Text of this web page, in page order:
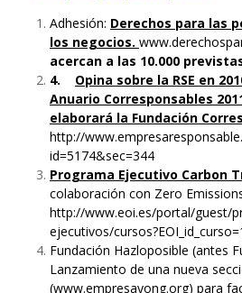
Adhesión: Derechos para las
los negocios.
acercan a las 10.000
4. Opina sobre la RSE en
Anuario Corresponsables
elaborará la Fundación
http://
id=5174&sec=344
Programa Ejecutivo Carbon
colaboración con Zero
http://www.eoi.es/portal/guest/
ejecutivos/
Fundación Hazloposible (antes
Lanzamiento de una nueva
(www.empresayong.org) para